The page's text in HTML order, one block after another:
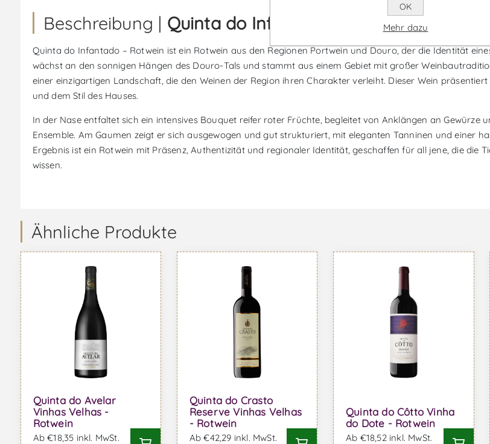
Beschreibung | Quinta do Infantado - Rotwein
Quinta do Infantado – Rotwein ist ein Rotwein aus den Regionen Portwein und Douro, der die Identität
wächst an den sonnigen Hängen des Douro-Tals und stammt aus einem Gebiet mit großer
einer einzigartigen Landschaft, die den Weinen der Region ihren Charakter verleiht. Dieser Wein
und dem Stil des Hauses.
In der Nase entfaltet sich ein intensives Bouquet reifer roter Früchte, begleitet von Anklängen an
Ensemble. Am Gaumen zeigt er sich ausgewogen und gut strukturiert, mit eleganten Tanninen und einer
Ergebnis ist ein Rotwein mit Präsenz, Authentizität und regionaler Identität, geschaffen für all jene, die die
wissen.
Ähnliche Produkte
Quinta do Avelar
Vinhas Velhas -
Rotwein
Ab €18,35 inkl. MwSt.
Quinta do Crasto
Reserve Vinhas Velhas
- Rotwein
Ab €42,29 inkl. MwSt.
Quinta do Côtto Vinha
do Dote - Rotwein
Ab €18,52 inkl. MwSt.
OK
Mehr dazu